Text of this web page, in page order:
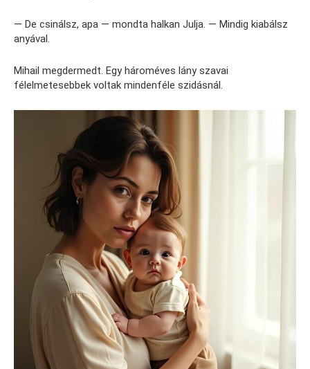
— De csinálsz, apa — mondta halkan Julja. — Mindig kiabálsz
anyával.
Mihail megdermedt. Egy hároméves lány szavai
félelmetesebbek voltak mindenféle szidásnál.